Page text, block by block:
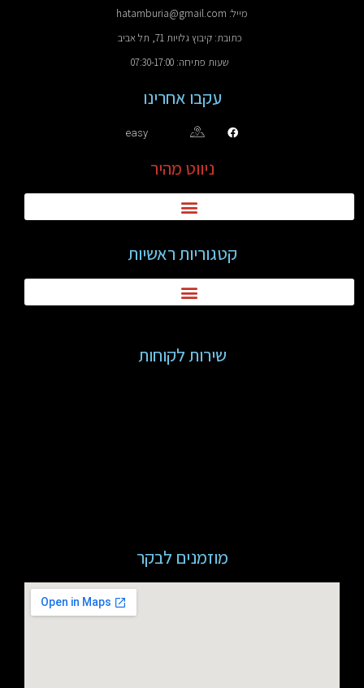
מייל: hatamburia@gmail.com
כתובת: קיבוץ גלויות 71, תל אביב
שעות פתיחה: 07:30-17:00
עקבו אחרינו
easy
ניווט מהיר
קטגוריות ראשיות
שירות לקוחות
מוזמנים לבקר